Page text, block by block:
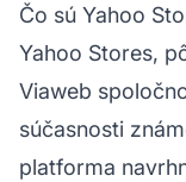
Čo sú Yahoo
Yahoo Stores,
Viaweb
súčasnosti
platforma